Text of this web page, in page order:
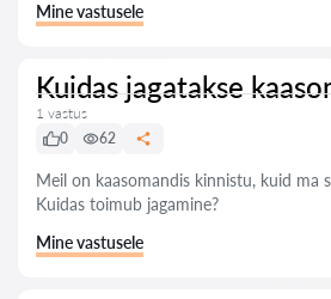
Mine vastusele
Kuidas jagatakse
1 vastus
0
62
Meil on kaasomandis kinnistu, kuid ma
Kuidas toimub jagamine?
Mine vastusele